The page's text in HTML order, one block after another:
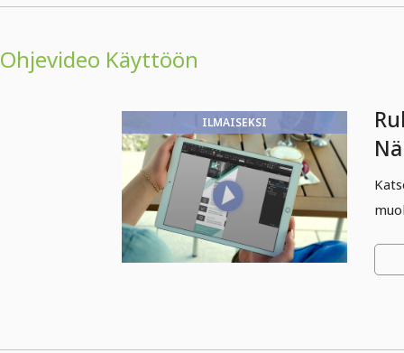
Ohjevideo Käyttöön
ILMAISEKSI